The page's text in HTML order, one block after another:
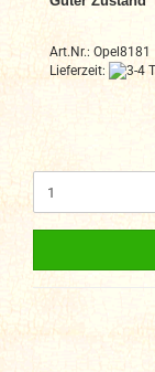
Art.Nr.: Opel8181
Lieferzeit: